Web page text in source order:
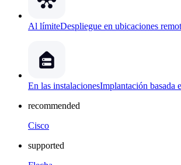
Al límiteDespliegue en ubicaciones
En las instalacionesImplantación basada
recommended
Cisco
supported